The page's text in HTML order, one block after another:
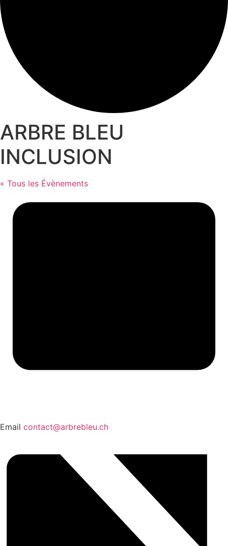
ARBRE BLEU
INCLUSION
« Tous les Évènements
Email contact@arbrebleu.ch